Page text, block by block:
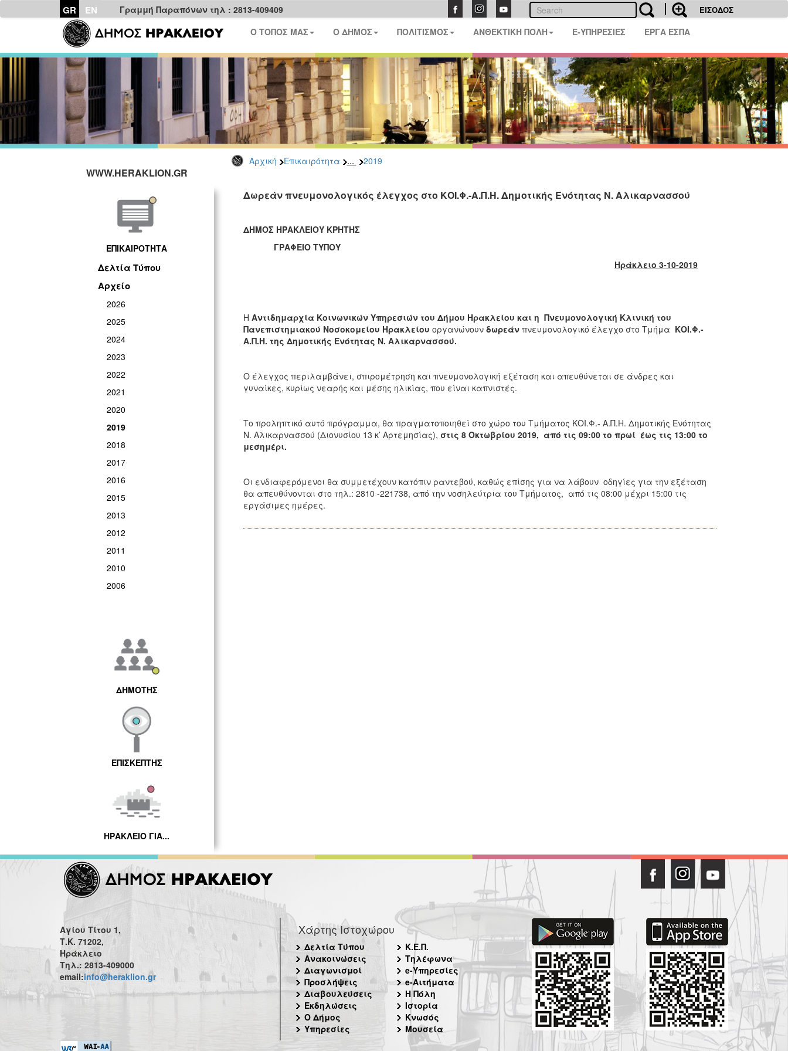
GR EN Γραμμή Παραπόνων τηλ : 2813-409409 ΕΙΣΟΔΟΣ
Ο ΤΟΠΟΣ ΜΑΣ Ο ΔΗΜΟΣ ΠΟΛΙΤΙΣΜΟΣ ΑΝΘΕΚΤΙΚΗ ΠΟΛΗ E-ΥΠΗΡΕΣΙΕΣ ΕΡΓΑ ΕΣΠΑ
Αρχική Επικαιρότητα ... 2019
WWW.HERAKLION.GR
ΕΠΙΚΑΙΡΟΤΗΤΑ
Δελτία Τύπου
Αρχείο
2026
2025
2024
2023
2022
2021
2020
2019
2018
2017
2016
2015
2013
2012
2011
2010
2006
ΔΗΜΟΤΗΣ
ΕΠΙΣΚΕΠΤΗΣ
ΗΡΑΚΛΕΙΟ ΓΙΑ...
Δωρεάν πνευμονολογικός έλεγχος στο ΚΟΙ.Φ.-Α.Π.Η. Δημοτικής Ενότητας Ν. Αλικαρνασσού
ΔΗΜΟΣ ΗΡΑΚΛΕΙΟΥ ΚΡΗΤΗΣ
ΓΡΑΦΕΙΟ ΤΥΠΟΥ
Ηράκλειο 3-10-2019
Η Αντιδημαρχία Κοινωνικών Υπηρεσιών του Δήμου Ηρακλείου και η Πνευμονολογική Κλινική του
Πανεπιστημιακού Νοσοκομείου Ηρακλείου οργανώνουν δωρεάνπνευμονολογικό έλεγχο στο Τμήμα ΚΟΙ.Φ.-
Α.Π.Η. της Δημοτικής Ενότητας Ν. Αλικαρνασσού.
Ο έλεγχος περιλαμβάνει, σπιρομέτρηση και πνευμονολογική εξέταση και απευθύνεται σε άνδρες και
γυναίκες, κυρίως νεαρής και μέσης ηλικίας, που είναι καπνιστές.
Το προληπτικό αυτό πρόγραμμα, θα πραγματοποιηθεί στο χώρο του Τμήματος ΚΟΙ.Φ.- Α.Π.Η. Δημοτικής Ενότητας
Ν. Αλικαρνασσού (Διονυσίου 13 κ’ Αρτεμησίας), στις 8 Οκτωβρίου 2019, από τις 09:00 το πρωί έως τις 13:00 το
μεσημέρι.
Οι ενδιαφερόμενοι θα συμμετέχουν κατόπιν ραντεβού, καθώς επίσης για να λάβουν οδηγίες για την εξέταση
θα απευθύνονται στο τηλ.: 2810 -221738, από την νοσηλεύτρια του Τμήματος, από τις 08:00 μέχρι 15:00 τις
εργάσιμες ημέρες.
Αγίου Τίτου 1,
Τ.Κ. 71202,
Ηράκλειο
Τηλ.: 2813-409000
email:info@heraklion.gr
Χάρτης Ιστοχώρου
Δελτία Τύπου
Ανακοινώσεις
Διαγωνισμοί
Προσλήψεις
Διαβουλεύσεις
Εκδηλώσεις
Ο Δήμος
Υπηρεσίες
Κ.Ε.Π.
Τηλέφωνα
e-Υπηρεσίες
e-Αιτήματα
Η Πόλη
Ιστορία
Κνωσός
Μουσεία